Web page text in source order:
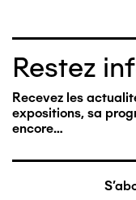
Restez
Recevez les
expositions, sa
encore…